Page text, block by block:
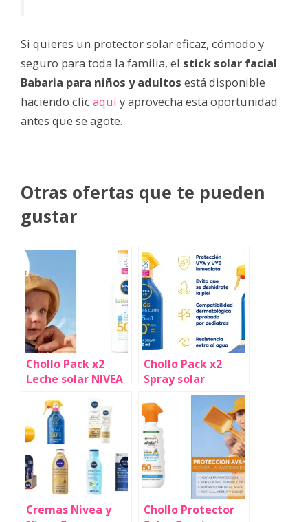
Si quieres un protector solar eficaz, cómodo y
seguro para toda la familia, el stick solar facial
Babaria para niños y adultos está disponible
haciendo clicaquíy aprovecha esta oportunidad
antes que se agote.
Otras ofertas que te pueden
gustar
Chollo Pack x2
Leche solar NIVEA
Sensitive FP50+ de
200 ml por sólo
19,16€ con
descuento
automático (-38%)
Chollo Pack x2
Spray solar
infantil Nivea Sun
Kids FP50+ de 270
ml por sólo 20,31€
con descuento
(-34%)
Cremas Nivea y
Chollo Protector